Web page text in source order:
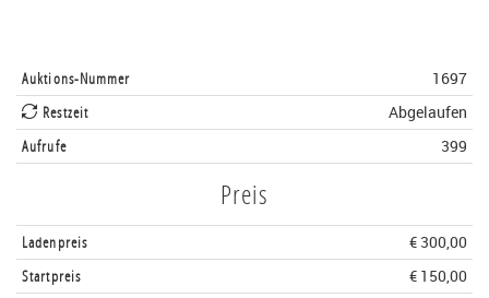
Auktions-Nummer
1697
Restzeit
Abgelaufen
Aufrufe
399
Preis
Ladenpreis
€ 300,00
Startpreis
€ 150,00